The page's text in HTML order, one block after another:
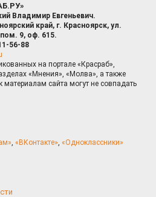
Владимир Евгеньевич.
край, г. Красноярск, ул.
9, оф. 615.
56-88
на портале «Красраб»,
«Мнения», «Молва», а также
материалам сайта могут не совпадать
«ВКонтакте» «Одноклассники»